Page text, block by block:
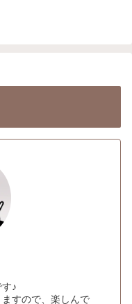
♪
すので、楽しんで